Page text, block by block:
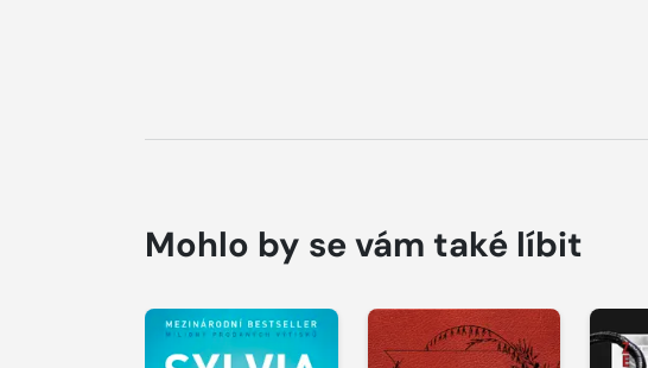
Mohlo by se vám také líbit